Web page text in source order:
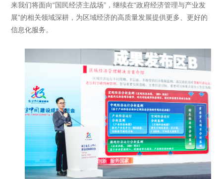
来我们将面向“国民经济主战场”，继续在“政府经济管理与产业发
展”的相关领域深耕，为区域经济的高质量发展提供更多、更好的
信息化服务。